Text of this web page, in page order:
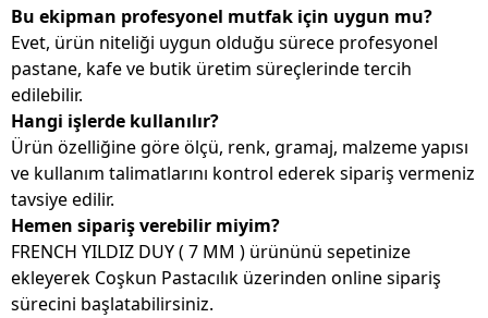
Bu ekipman profesyonel mutfak için uygun mu?
Evet, ürün niteliği uygun olduğu sürece profesyonel
pastane, kafe ve butik üretim süreçlerinde tercih
edilebilir.
Hangi işlerde kullanılır?
Ürün özelliğine göre ölçü, renk, gramaj, malzeme yapısı
ve kullanım talimatlarını kontrol ederek sipariş vermeniz
tavsiye edilir.
Hemen sipariş verebilir miyim?
FRENCH YILDIZ DUY ( 7 MM ) ürününü sepetinize
ekleyerek Coşkun Pastacılık üzerinden online sipariş
sürecini başlatabilirsiniz.